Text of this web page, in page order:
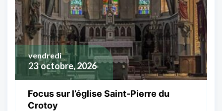
23 octobre, 2026
vendredi
Focus sur l’église Saint-Pierre du
Crotoy